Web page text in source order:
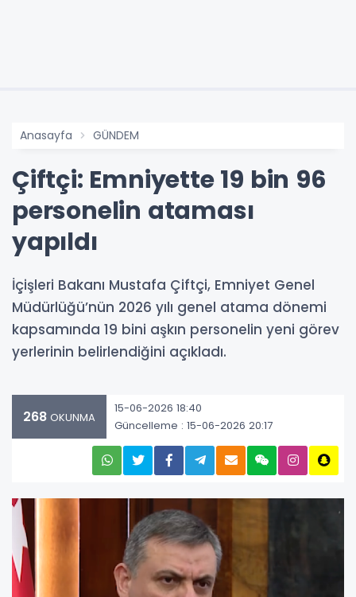
Anasayfa GÜNDEM
Çiftçi: Emniyette 19 bin 96
personelin ataması
yapıldı
İçişleri Bakanı Mustafa Çiftçi, Emniyet Genel
Müdürlüğü’nün 2026 yılı genel atama dönemi
kapsamında 19 bini aşkın personelin yeni görev
yerlerinin belirlendiğini açıkladı.
268 OKUNMA
15-06-2026 18:40
Güncelleme : 15-06-2026 20:17